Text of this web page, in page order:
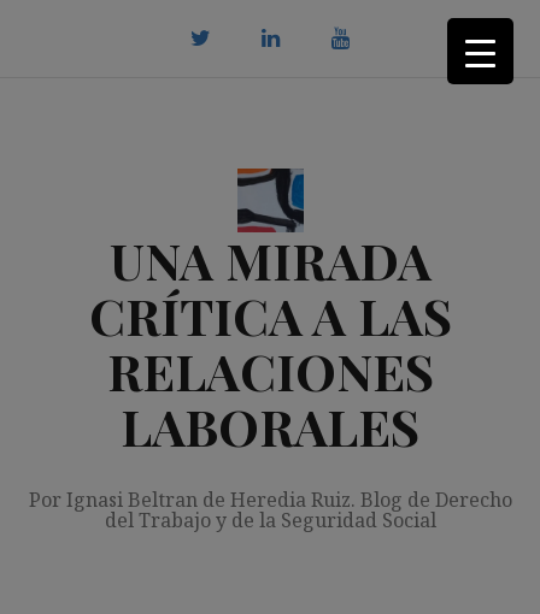
UNA MIRADA
CRÍTICA A LAS
RELACIONES
LABORALES
Por Ignasi Beltran de Heredia Ruiz. Blog de Derecho
del Trabajo y de la Seguridad Social